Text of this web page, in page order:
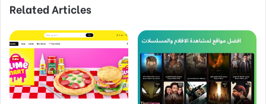
Related Articles